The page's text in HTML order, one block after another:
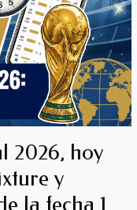
2026, hoy
y
la fecha 1